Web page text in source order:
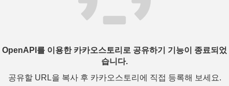
OpenAPI를 이용한 카카오스토리로 공유하기 기능이 종료되었
습니다.
공유할 URL을 복사 후 카카오스토리에 직접 등록해 보세요.